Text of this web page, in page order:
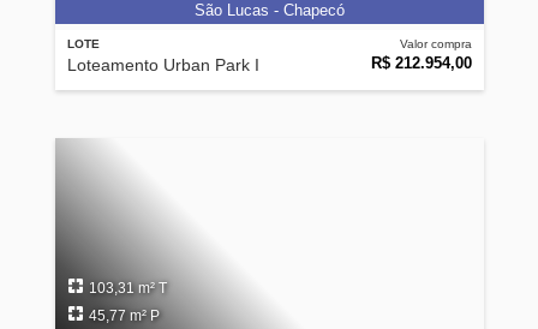
LOTE
Loteamento Urban Park I
Valor compra
R$ 212.954,00
São Lucas - Chapecó
103,31 m² T
45,77 m² P